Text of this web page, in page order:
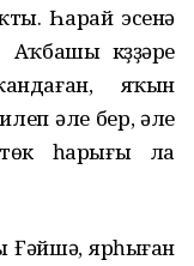
Һарай эсенә
күҙҙәре
яҡын
әле бер, әле
һарығы ла
ярһыған